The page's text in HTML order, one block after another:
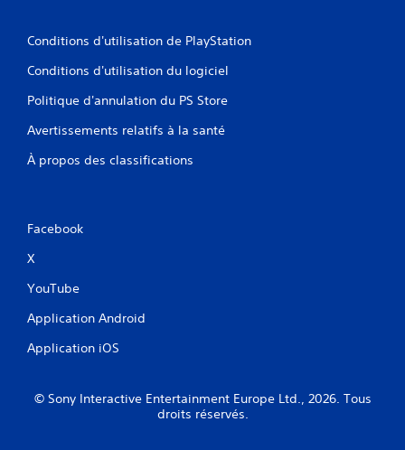
Conditions d'utilisation de PlayStation
Conditions d'utilisation du logiciel
Politique d'annulation du PS Store
Avertissements relatifs à la santé
À propos des classifications
Facebook
X
YouTube
Application Android
Application iOS
© Sony Interactive Entertainment Europe Ltd., 2026. Tous
droits réservés.